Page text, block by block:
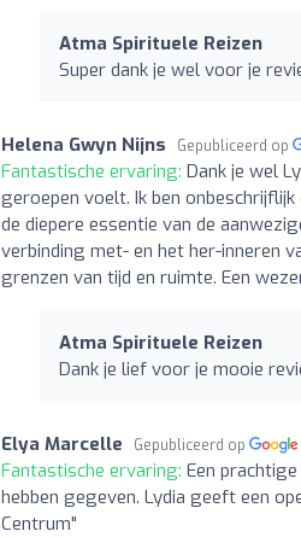
Atma Spirituele Reizen
Super dank je wel voor je
Helena Gwyn Nijns Gepubliceerd op
Fantastische ervaring: Dank je wel
geroepen voelt. Ik ben
de diepere essentie van de
verbinding met- en het her-inneren
grenzen van tijd en ruimte. Een
Atma Spirituele Reizen
Dank je lief voor je mooie
Elya Marcelle Gepubliceerd op
Fantastische ervaring: Een
hebben gegeven. Lydia geeft een
Centrum"